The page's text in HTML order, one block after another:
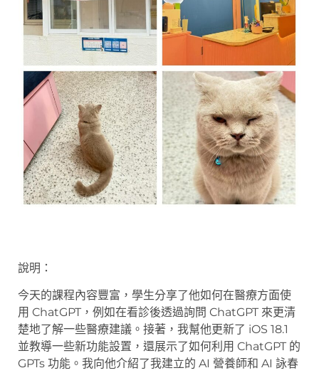
說明：
今天的課程內容豐富，學生分享了他如何在醫療方面使
用 ChatGPT，例如在看診後透過詢問 ChatGPT 來更清
楚地了解一些醫療建議。接著，我幫他更新了 iOS 18.1
並教導一些新功能設置，還展示了如何利用 ChatGPT 的
GPTs 功能。我向他介紹了我建立的 AI 營養師和 AI 詠春